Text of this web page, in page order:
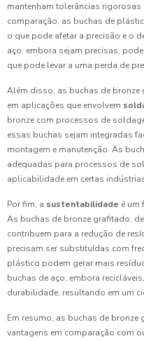
mantenham tolerâncias rigorosas
comparação, as buchas de
o que pode afetar a precisão e o
aço, embora sejam precisas,
que pode levar a uma perda de
Além disso, as buchas de
em aplicações que envolvem
bronze com processos de
essas buchas sejam integradas
montagem e manutenção. As
adequadas para processos de
aplicabilidade em certas
Por fim, a sustentabilidade é um
As buchas de bronze grafitado,
contribuem para a redução de
precisam ser substituídas com
plástico podem gerar mais
buchas de aço, embora
durabilidade, resultando em um
Em resumo, as buchas de bronze
vantagens em comparação com